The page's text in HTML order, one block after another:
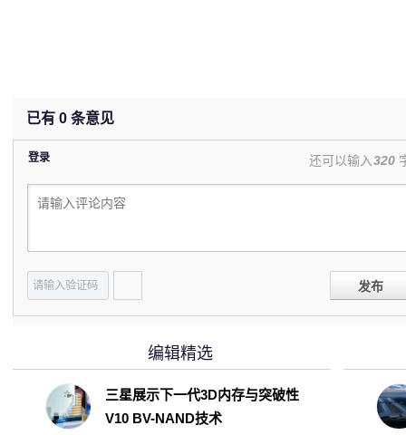
已有 0 条意见
登录 还可以输入320
发布
编辑精选
三星展示下一代3D内存与突破性
V10 BV-NAND技术